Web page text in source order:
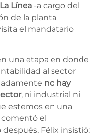
Línea -a cargo del
de la planta
el mandatario
una etapa en donde
al sector
no hay
, ni industrial ni
estemos en una
comentó el
Félix insistió: